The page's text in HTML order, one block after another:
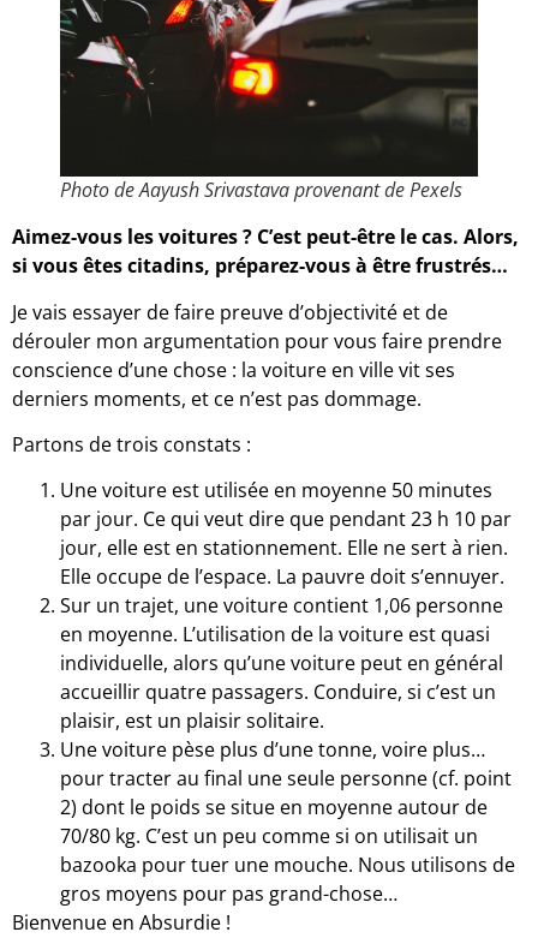
Photo de Aayush Srivastava provenant de Pexels
Aimez-vous les voitures ? C’est peut-être le cas. Alors,
si vous êtes citadins, préparez-vous à être frustrés…
Je vais essayer de faire preuve d’objectivité et de
dérouler mon argumentation pour vous faire prendre
conscience d’une chose : la voiture en ville vit ses
derniers moments, et ce n’est pas dommage.
Partons de trois constats :
Une voiture est utilisée en moyenne 50 minutes
par jour. Ce qui veut dire que pendant 23 h 10 par
jour, elle est en stationnement. Elle ne sert à rien.
Elle occupe de l’espace. La pauvre doit s’ennuyer.
Sur un trajet, une voiture contient 1,06 personne
en moyenne. L’utilisation de la voiture est quasi
individuelle, alors qu’une voiture peut en général
accueillir quatre passagers. Conduire, si c’est un
plaisir, est un plaisir solitaire.
Une voiture pèse plus d’une tonne, voire plus…
pour tracter au final une seule personne (cf. point
2) dont le poids se situe en moyenne autour de
70/80 kg. C’est un peu comme si on utilisait un
bazooka pour tuer une mouche. Nous utilisons de
gros moyens pour pas grand-chose…
Bienvenue en Absurdie !